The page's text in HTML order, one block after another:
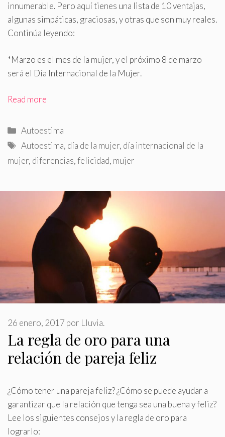
innumerable. Pero aquí tienes una lista de 10 ventajas,
algunas simpáticas, graciosas, y otras que son muy reales.
Continúa leyendo:
*Marzo es el mes de la mujer, y el próximo 8 de marzo
será el Día Internacional de la Mujer.
Read more
Categorías
Autoestima
Etiquetas
Autoestima, día de la mujer, día internacional de la
mujer, diferencias,felicidad, mujer
La regla de oro para una
relación de pareja feliz
26 enero, 2017 por Lluvia.
¿Cómo tener una pareja feliz? ¿Cómo se puede ayudar a
garantizar que la relación que tenga sea una buena y feliz?
Lee los siguientes consejos y la regla de oro para
lograrlo: